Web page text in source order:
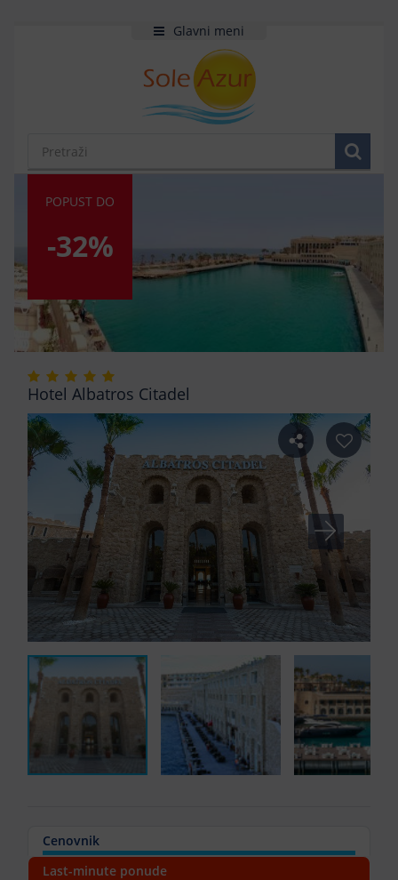
Glavni meni
POPUST DO
-32%
Hotel Albatros Citadel
Cenovnik
Last-minute ponude